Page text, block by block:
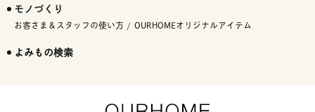
モノづくり
お客さま＆スタッフの使い方 OURHOMEオリジナルアイテム
よみもの検索